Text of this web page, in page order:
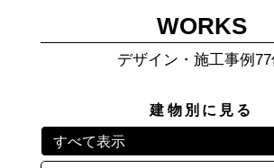
WORKS
デザイン・施工事例77
建物別に見る
すべて表示